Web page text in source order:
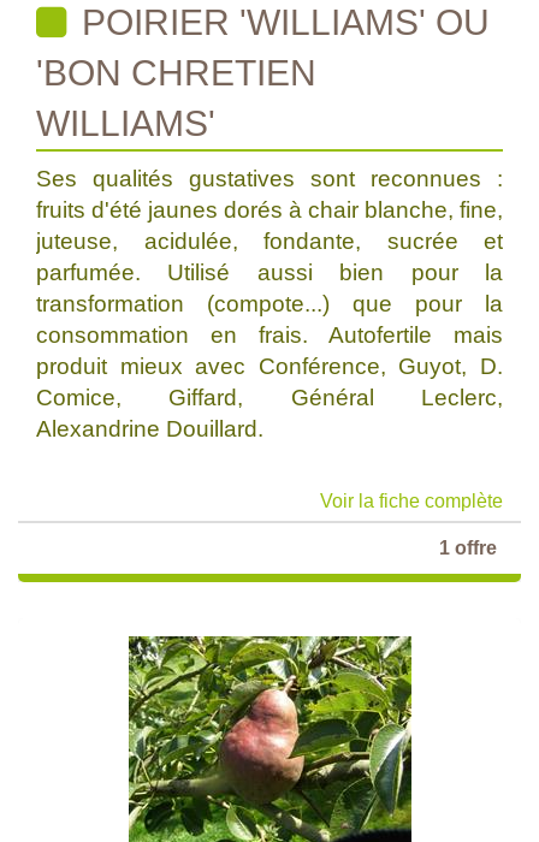
POIRIER 'WILLIAMS' OU
'BON CHRETIEN
WILLIAMS'
Ses qualités gustatives sont reconnues :
fruits d'été jaunes dorés à chair blanche, fine,
juteuse, acidulée, fondante, sucrée et
parfumée. Utilisé aussi bien pour la
transformation (compote...) que pour la
consommation en frais. Autofertile mais
produit mieux avec Conférence, Guyot, D.
Comice, Giffard, Général Leclerc,
Alexandrine Douillard.
Voir la fiche complète
1 offre